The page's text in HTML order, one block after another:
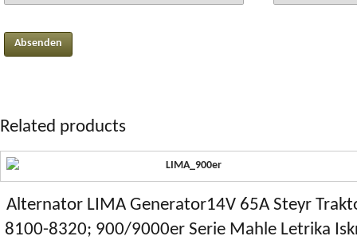
Related products
Alternator LIMA Generator14V 65A Steyr
8100-8320; 900/9000er Serie Mahle Letrika